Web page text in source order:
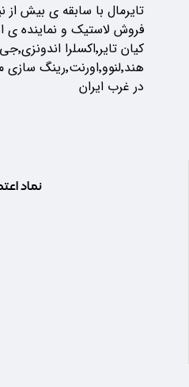
تایرمال با سابقه ی بیش
فروش لاستیک و نماینده ی
کیان
در غرب ایران
نماد